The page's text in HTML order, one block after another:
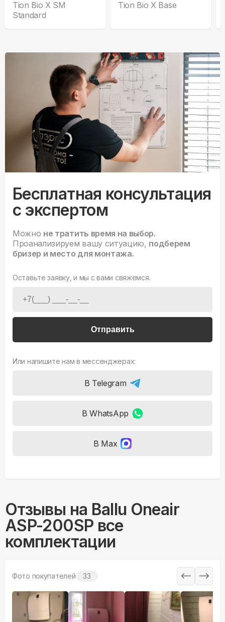
Tion Bio X SM
Standard
Tion Bio X Base
Бесплатная консультация
с экспертом
Можно не тратить время на выбор.
Проанализируем вашу ситуацию, подберем
бризер и место для монтажа.
Оставьте заявку, и мы с вами свяжемся.
Отправить
Или напишите нам в мессенджерах:
В Telegram
В WhatsApp
В Max
Отзывы на Ballu Oneair
ASP-200SP все
комплектации
Фото покупателей 33